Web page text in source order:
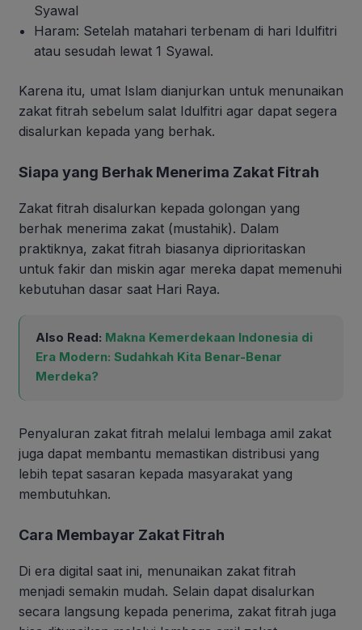
Syawal
Haram: Setelah matahari terbenam di hari Idulfitri
atau sesudah lewat 1 Syawal.
Karena itu, umat Islam dianjurkan untuk menunaikan
zakat fitrah sebelum salat Idulfitri agar dapat segera
disalurkan kepada yang berhak.
Siapa yang Berhak Menerima Zakat Fitrah
Zakat fitrah disalurkan kepada golongan yang
berhak menerima zakat (mustahik). Dalam
praktiknya, zakat fitrah biasanya diprioritaskan
untuk fakir dan miskin agar mereka dapat memenuhi
kebutuhan dasar saat Hari Raya.
Also Read: Makna Kemerdekaan Indonesia di
Era Modern: Sudahkah Kita Benar-Benar
Merdeka?
Penyaluran zakat fitrah melalui lembaga amil zakat
juga dapat membantu memastikan distribusi yang
lebih tepat sasaran kepada masyarakat yang
membutuhkan.
Cara Membayar Zakat Fitrah
Di era digital saat ini, menunaikan zakat fitrah
menjadi semakin mudah. Selain dapat disalurkan
secara langsung kepada penerima, zakat fitrah juga